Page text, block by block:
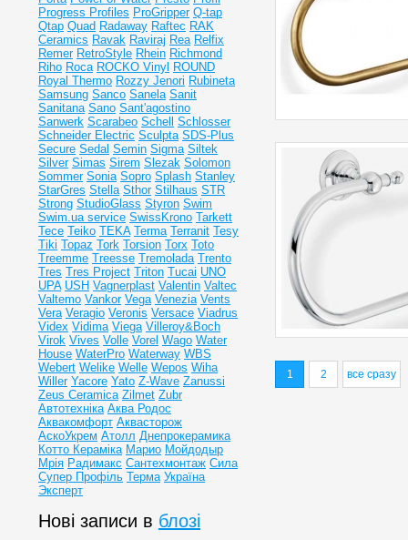
1 2 все сразу
Progress Profiles ProGripper Q-tap
Qtap Quad Radaway Raftec RAK
Ceramics Ravak Raviraj Rea Relfix
Remer RetroStyle Rhein Richmond
Riho Roca ROCKO Vinyl ROUND
Royal Thermo Rozzy Jenori Rubineta
Samsung Sanco Sanela Sanit
Sanitana Sano Sant'agostino
Sanwerk Scarabeo Schell
Schlosser
Schneider Electric Sculpta SDS-Plus
Secure Sedal Semin Sigma Siltek
Silver Simas Sirem Slezak Solomon
Sommer Sonia Sopro Splash Stanley
StarGres Stella Sthor Stilhaus STR
Strong StudioGlass Styron Swim
Swim.ua service SwissKrono Tarkett
Tece Teiko TEKA Terma Terranit Tesy
Tiki Topaz Tork Torsion Torx Toto
Treemme Treesse Tremolada Trento
Tres Tres Project Triton Tucai UNO
UPA USH Vagnerplast Valentin Valtec
Valtemo Vankor Vega Venezia Vents
Vera Veragio Veronis Versace Viadrus
Videx Vidima Viega Villeroy&Boch
Virok Vives Volle Vorel Wago Water
House WaterPro Waterway WBS
Webert Welike Welle Wepos Wiha
Willer Yacore Yato Z-Wave Zanussi
Zeus Ceramica Zilmet Zubr
Автотехніка Аква Родос
Аквакомфорт Аквасторож
АскоУкрем Атолл Днепрокерамика
Котто Кераміка Марио Мойдодыр
Мрія Радимакс Сантехмонтаж Сила
Супер Профіль Терма Україна
Эксперт
Нові записи в блозі